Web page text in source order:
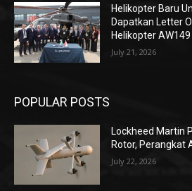
Helikopter Baru
Dapatkan Letter
Helikopter
July 21, 2026
POPULAR POSTS
Lockheed Martin
Rotor, Perangkat
July 22, 2026